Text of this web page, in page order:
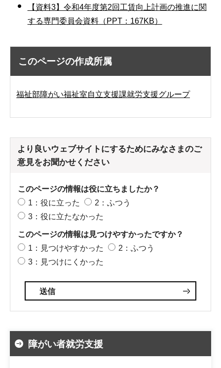
【資料3】令和4年度第2回工賃向上計画の推進に関
する専門委員会資料（PPT：167KB）
このページの作成所属
福祉部障がい福祉室自立支援課就労支援グループ
より良いウェブサイトにするためにみなさまのご
意見をお聞かせください
このページの情報は役に立ちましたか？
1：役に立った
2：ふつう
3：役に立たなかった
このページの情報は見つけやすかったですか？
1：見つけやすかった
2：ふつう
3：見つけにくかった
障がい者就労支援